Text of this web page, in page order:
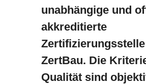
unabhängige und
akkreditierte
Zertifizierungsstelle
ZertBau. Die
Qualität sind